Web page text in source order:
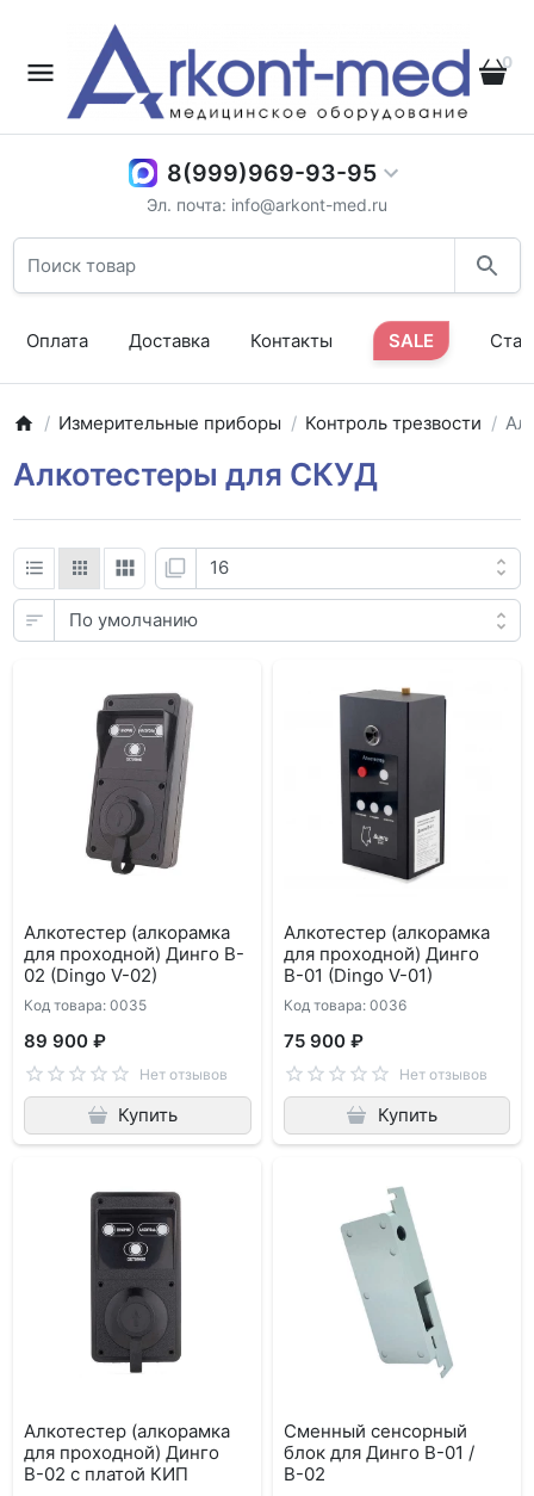
0
8(999)969-93-95
Эл. почта: info@arkont-med.ru
Оплата Доставка Контакты SALE
Измерительные приборы Контроль трезвости
Алкотестеры для СКУД
Алкотестер (алкорамка
для проходной) Динго B-
02 (Dingo V-02)
Код товара: 0035
89 900 ₽
Нет отзывов
Купить
Алкотестер (алкорамка
для проходной) Динго
В-01 (Dingo V-01)
Код товара: 0036
75 900 ₽
Нет отзывов
Купить
Алкотестер (алкорамка
для проходной) Динго
В-02 с платой КИП
Сменный сенсорный
блок для Динго В-01 /
В-02